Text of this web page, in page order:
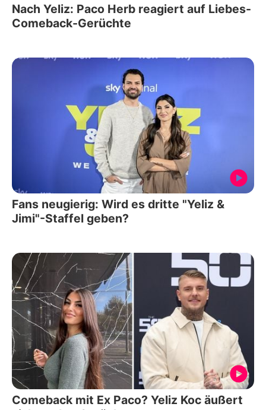
Nach Yeliz: Paco Herb reagiert auf Liebes-
Comeback-Gerüchte
Fans neugierig: Wird es dritte "Yeliz &
Jimi"-Staffel geben?
Comeback mit Ex Paco? Yeliz Koc äußert